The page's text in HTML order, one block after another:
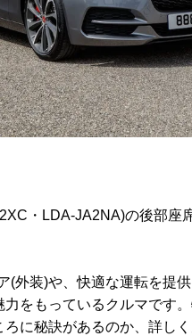
・LDA-JA2NA)の後部座
(外装)や、快適な運転を提
をもっているクルマです
に秘訣があるのか、詳しく